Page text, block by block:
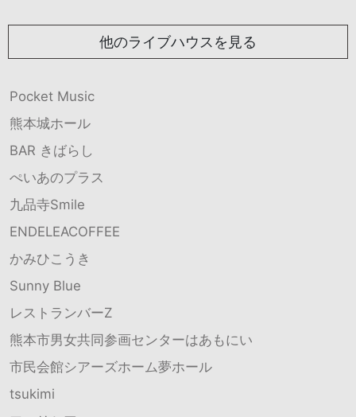
他のライブハウスを見る
Pocket Music
熊本城ホール
BAR きばらし
ぺいあのプラス
九品寺Smile
ENDELEACOFFEE
かみひこうき
Sunny Blue
レストランバーZ
熊本市男女共同参画センターはあもにい
市民会館シアーズホーム夢ホール
tsukimi